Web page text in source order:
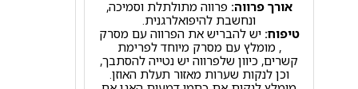
אורך פרווה: פרווה מתולתלת וסמיכה,
ונחשבת להיפואלרגנית.
טיפוח:יש להבריש את הפרווה עם מסרק
, מומלץ עם מסרק מיוחד לפרימת
קשרים, כיוון שלפרווה יש נטייה להסתבך,
וכן לנקות שערות מאזור תעלת האוזן.